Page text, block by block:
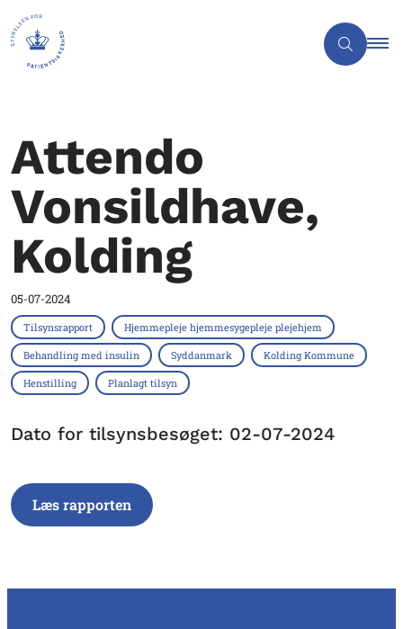
Attendo
Vonsildhave,
Kolding
05-07-2024
Tilsynsrapport Hjemmepleje hjemmesygepleje plejehjem
Behandling med insulin Syddanmark Kolding Kommune
Henstilling Planlagt tilsyn
Dato for tilsynsbesøget: 02-07-2024
Læs rapporten